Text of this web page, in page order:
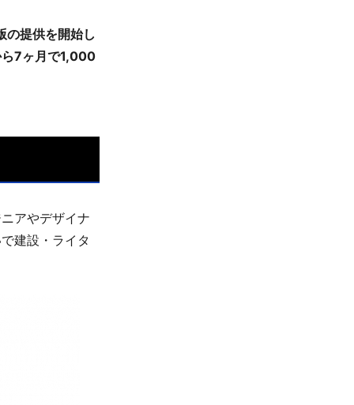
提供を開始し
ら7ヶ月で1,000
アやデザイナ
建設・ライタ